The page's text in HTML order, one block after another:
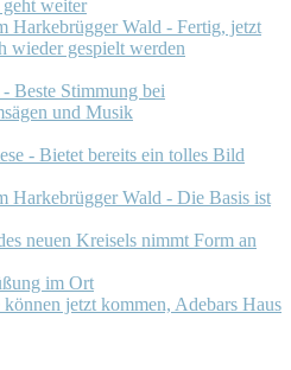
weiter
Harkebrügger Wald - Fertig, jetzt
wieder gespielt werden
Beste Stimmung bei
und Musik
- Bietet bereits ein tolles Bild
Harkebrügger Wald - Die Basis ist
neuen Kreisels nimmt Form an
im Ort
jetzt kommen, Adebars Haus